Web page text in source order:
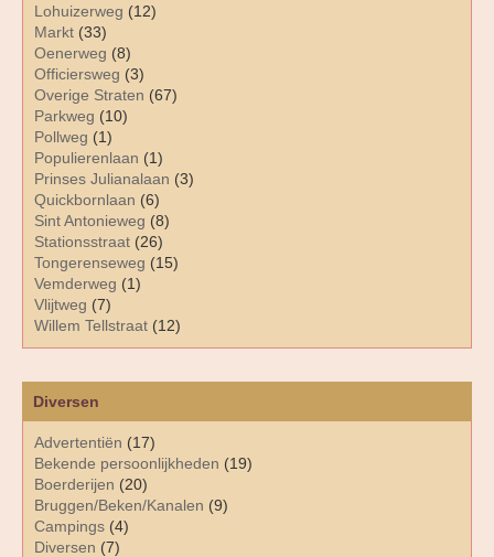
Diversen
Advertentiën (17)
Bekende persoonlijkheden (19)
Boerderijen (20)
Bruggen/Beken/Kanalen (9)
Campings (4)
Diversen (7)
Lohuizerweg (12)
Markt (33)
Oenerweg (8)
Officiersweg (3)
Overige Straten (67)
Parkweg (10)
Pollweg (1)
Populierenlaan (1)
Prinses Julianalaan (3)
Quickbornlaan (6)
Sint Antonieweg (8)
Stationsstraat (26)
Tongerenseweg (15)
Vemderweg (1)
Vlijtweg (7)
Willem Tellstraat (12)